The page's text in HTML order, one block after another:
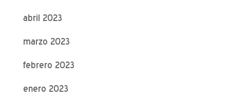
abril 2023
marzo 2023
febrero 2023
enero 2023